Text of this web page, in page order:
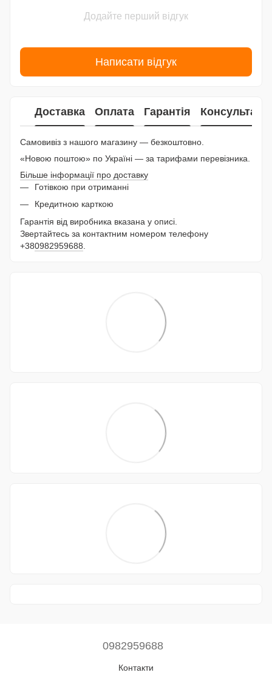
Додайте перший відгук
Написати відгук
Доставка Оплата Гарантія Консультація
Самовивіз з нашого магазину — безкоштовно.
«Новою поштою» по Україні — за тарифами перевізника.
Більше інформації про доставку
Готівкою при отриманні
Кредитною карткою
Гарантія від виробника вказана у описі.
Звертайтесь за контактним номером телефону
+380982959688
0982959688
Контакти